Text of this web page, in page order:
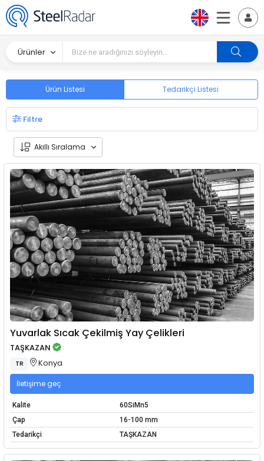
Ürünler
Ürün Listesi Tedarikçi Listesi
Filtre
Akıllı Sıralama
Yuvarlak Sıcak Çekilmiş Yay Çelikleri
TAŞKAZAN
TR Konya
İletişime geç
Kalite
60SiMn5
Çap
16-100 mm
Tedarikçi
TAŞKAZAN